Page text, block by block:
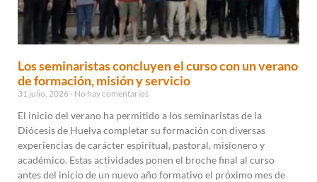
Los seminaristas concluyen el curso con un verano
de formación, misión y servicio
31 julio, 2026 No hay comentarios
El inicio del verano ha permitido a los seminaristas de la
Diócesis de Huelva completar su formación con diversas
experiencias de carácter espiritual, pastoral, misionero y
académico. Estas actividades ponen el broche final al curso
antes del inicio de un nuevo año formativo el próximo mes de